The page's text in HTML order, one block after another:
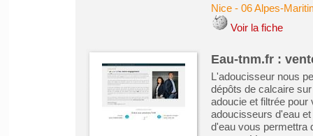
Nice- 06 Alpes-
Voir la fiche
Eau-tnm.fr :
L'adoucisseur nous
dépôts de calcaire
adoucie et filtrée
adoucisseurs d'eau
d'eau vous permettra